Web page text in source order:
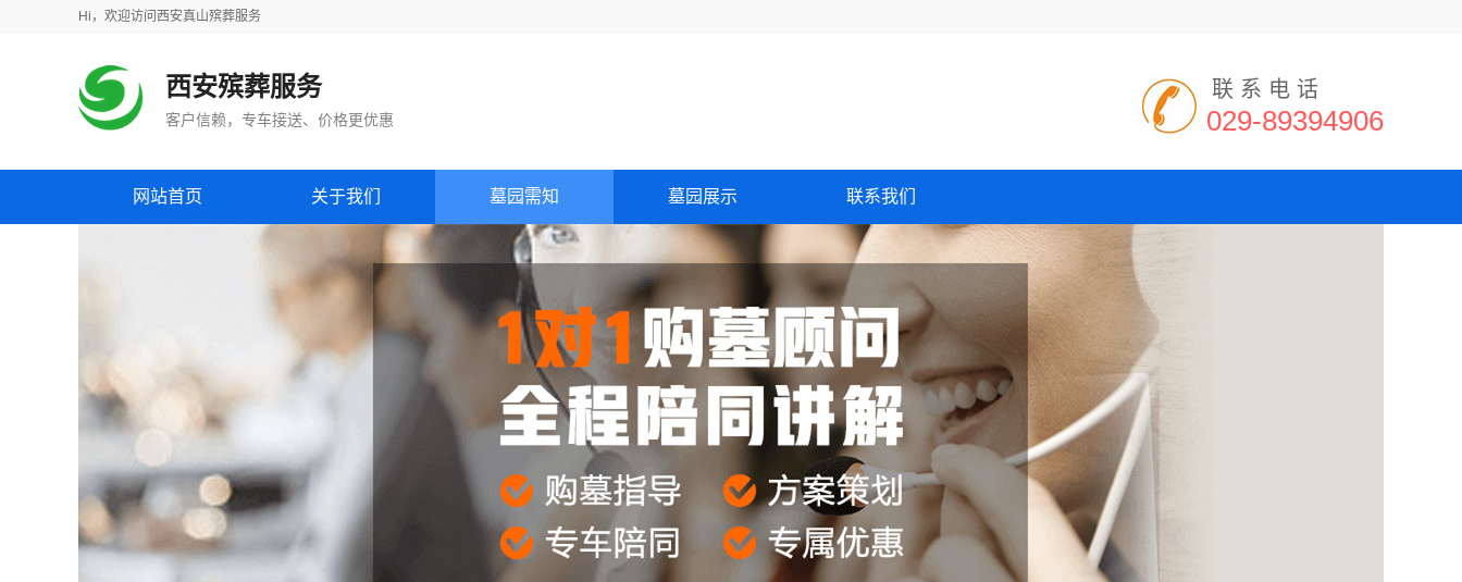
Hi， 欢迎访问 西安真山殡葬服务
西安殡葬服务
客户信赖，专车接送、价格更优惠
联系电话
029-89394906
网站首页 关于我们 墓园需知 墓园展示 联系我们